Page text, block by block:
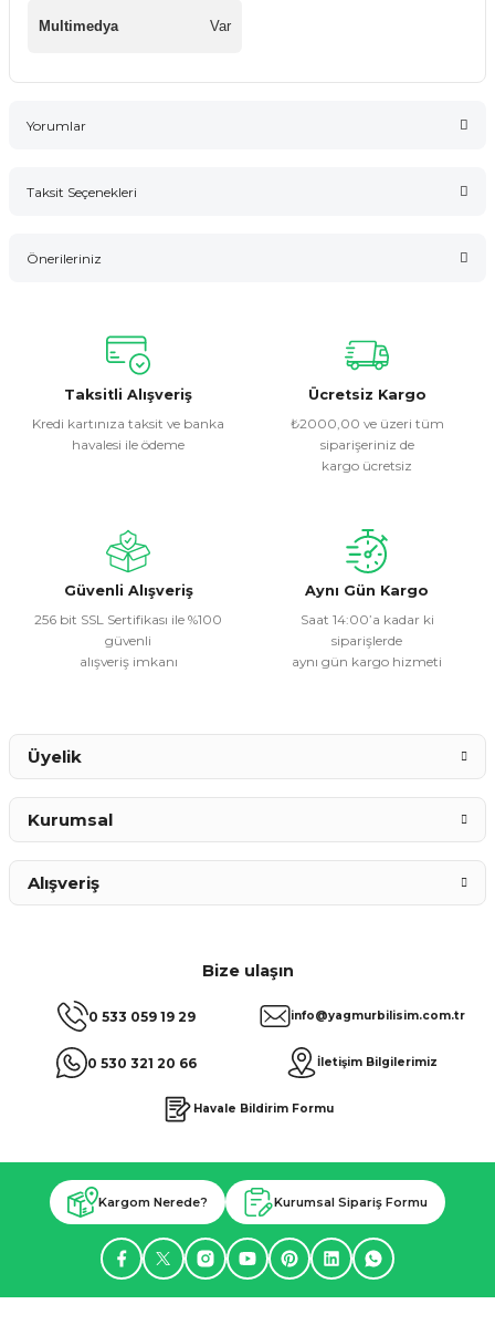
Multimedya Var
Yorumlar
Taksit Seçenekleri
Önerileriniz
konularda yetersiz gördüğünüz noktaları öneri formunu
kullanarak tarafımıza iletebilirsiniz.
Görüş ve önerileriniz için teşekkür ederiz.
Ürün resmi kalitesiz, bozuk veya görüntülenemiyor.
Ürün fiyatı diğer sitelerden daha pahalı.
Bu ürüne benzer farklı alternatifler olmalı.
Taksitli Alışveriş
Kredi kartınıza taksit ve banka
havalesi ile ödeme
Ücretsiz Kargo
₺2000,00 ve üzeri tüm
siparişeriniz de
kargo ücretsiz
Güvenli Alışveriş
256 bit SSL Sertifikası ile %100
güvenli
alışveriş imkanı
Aynı Gün Kargo
Saat 14:00’a kadar ki
siparişlerde
aynı gün kargo hizmeti
Bize ulaşın
0 533 059 19 29
0 530 321 20 66
info@yagmurbilisim.com.tr
İletişim Bilgilerimiz
Havale Bildirim Formu
Üyelik
Kurumsal
Alışveriş
Kargom Nerede? Kurumsal Sipariş Formu